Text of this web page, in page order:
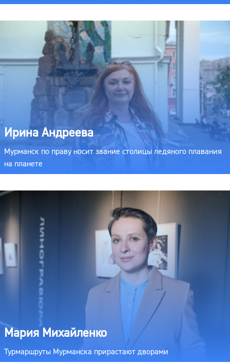
Ирина Андреева
Мурманск по праву носит звание столицы ледяного плавания
на планете
Мария Михайленко
Турмаршруты Мурманска прирастают дворами